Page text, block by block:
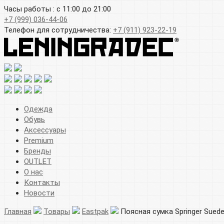
Часы работы : с 11:00 до 21:00
+7 (999) 036-44-06
Телефон для сотрудничества: +7 (911) 923-22-19
Одежда
Обувь
Аксессуары
Premium
Бренды
OUTLET
О нас
Контакты
Новости
Главная Товары Eastpak Поясная сумка Springer